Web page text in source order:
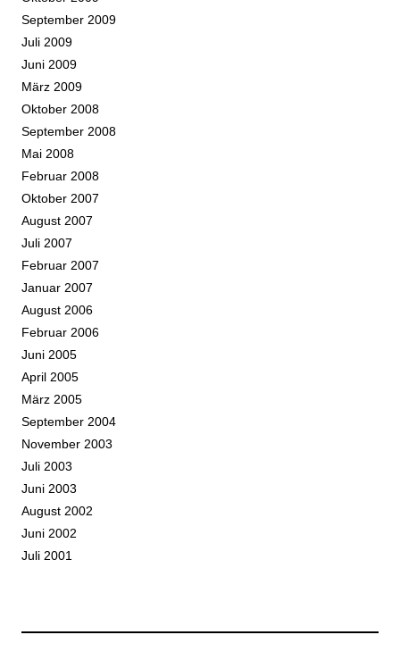
September 2009
Juli 2009
Juni 2009
März 2009
Oktober 2008
September 2008
Mai 2008
Februar 2008
Oktober 2007
August 2007
Juli 2007
Februar 2007
Januar 2007
August 2006
Februar 2006
Juni 2005
April 2005
März 2005
September 2004
November 2003
Juli 2003
Juni 2003
August 2002
Juni 2002
Juli 2001